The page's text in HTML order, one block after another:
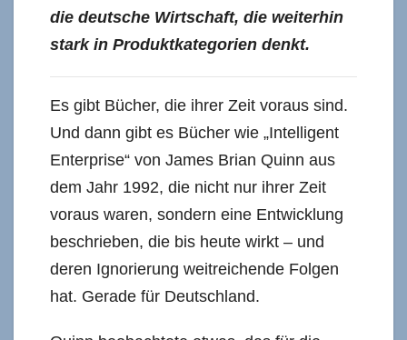
die deutsche Wirtschaft, die weiterhin
stark in Produktkategorien denkt.
Es gibt Bücher, die ihrer Zeit voraus sind.
Und dann gibt es Bücher wie „Intelligent
Enterprise“ von James Brian Quinn aus
dem Jahr 1992, die nicht nur ihrer Zeit
voraus waren, sondern eine Entwicklung
beschrieben, die bis heute wirkt – und
deren Ignorierung weitreichende Folgen
hat. Gerade für Deutschland.